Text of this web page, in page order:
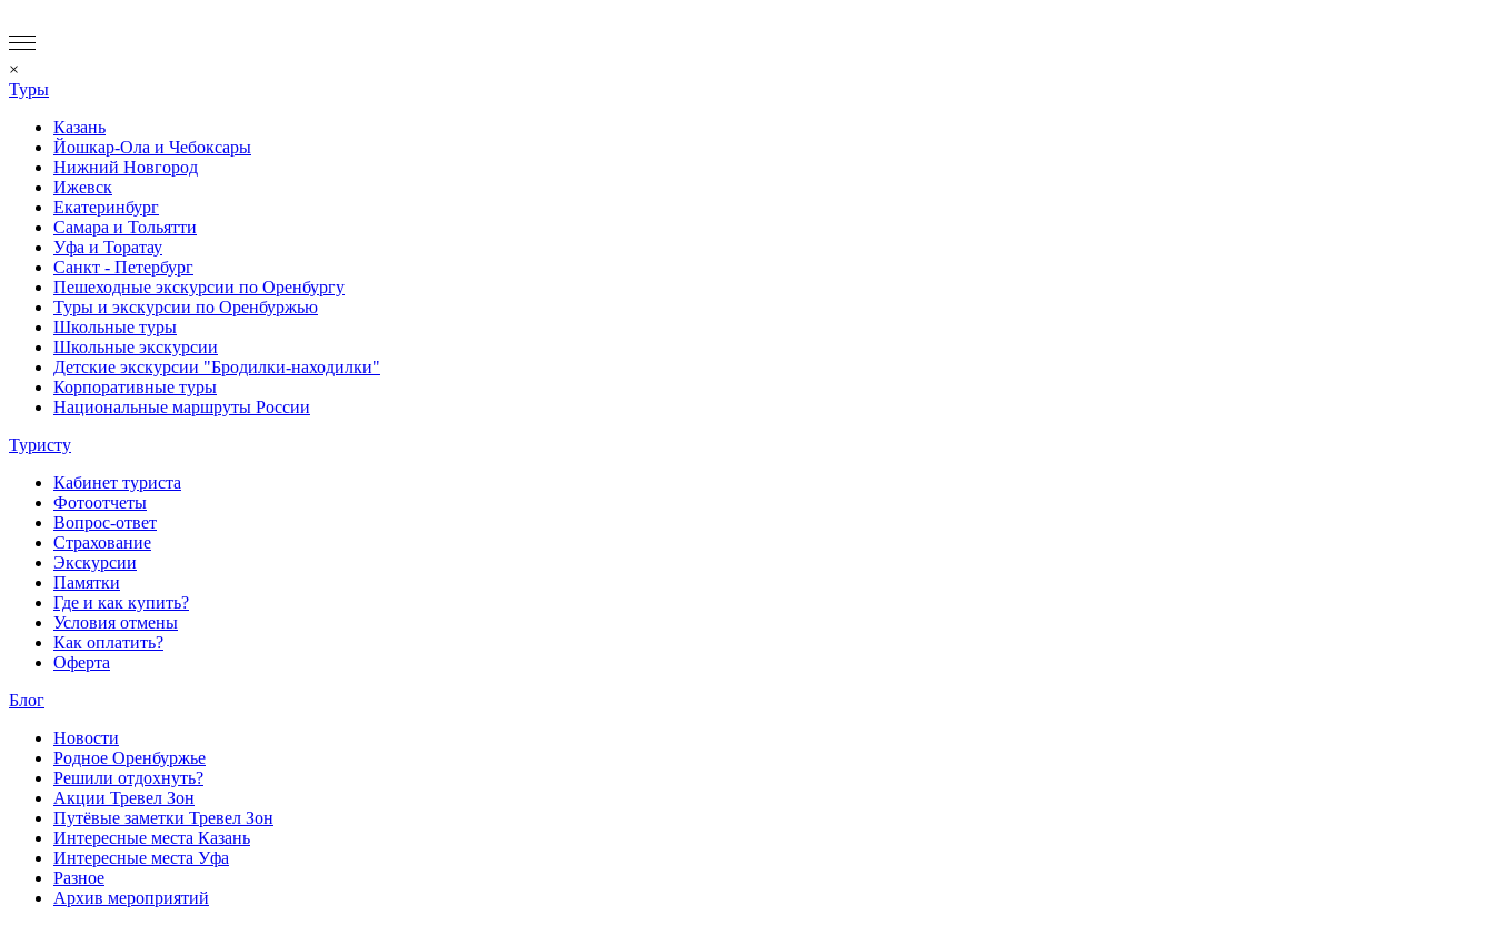
×
Туры
Казань
Йошкар-Ола и Чебоксары
Нижний Новгород
Ижевск
Екатеринбург
Самара и Тольятти
Уфа и Торатау
Санкт - Петербург
Пешеходные экскурсии по Оренбургу
Туры и экскурсии по Оренбуржью
Школьные туры
Школьные экскурсии
Детские экскурсии "Бродилки-находилки"
Корпоративные туры
Национальные маршруты России
Туристу
Кабинет туриста
Фотоотчеты
Вопрос-ответ
Страхование
Экскурсии
Памятки
Где и как купить?
Условия отмены
Как оплатить?
Оферта
Блог
Новости
Родное Оренбуржье
Решили отдохнуть?
Акции Тревел Зон
Путёвые заметки Тревел Зон
Интересные места Казань
Интересные места Уфа
Разное
Архив мероприятий